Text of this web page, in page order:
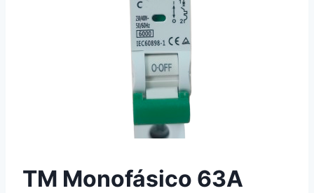
TM Monofásico 63A